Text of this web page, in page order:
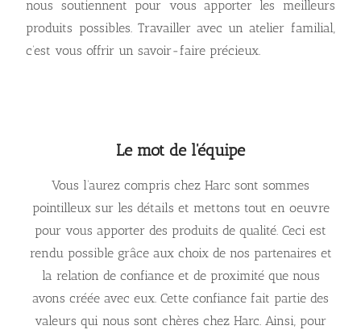
nous soutiennent pour vous apporter les meilleurs
produits possibles. Travailler avec un atelier familial,
c’est vous offrir un savoir-faire précieux.
Le mot de l'équipe
Vous l’aurez compris chez Harc sont sommes
pointilleux sur les détails et mettons tout en oeuvre
pour vous apporter des produits de qualité. Ceci est
rendu possible grâce aux choix de nos partenaires et
la relation de confiance et de proximité que nous
avons créée avec eux. Cette confiance fait partie des
valeurs qui nous sont chères chez Harc. Ainsi, pour